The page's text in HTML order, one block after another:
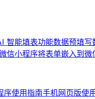
智能填表功能数据预填写
信小程序将表单嵌入到微
序使用指南手机网页版使